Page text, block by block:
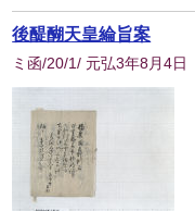
後醍醐天皇綸旨案
ミ函/20/1/ 元弘3年8月4日